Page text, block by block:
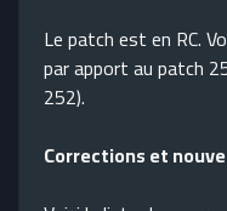
Le patch est en RC.
par apport au patch
252).
Corrections et